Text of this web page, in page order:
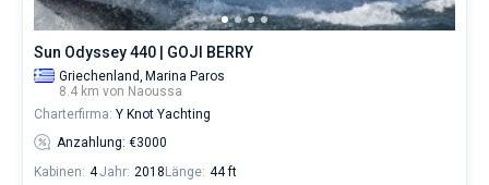
Sun Odyssey 440 | GOJI BERRY
Griechenland, Marina Paros
8.4 km von Naoussa
Charterfirma: Y Knot Yachting
Anzahlung: €3000
Kabinen: 4Jahr: 2018 Länge: 44 ft